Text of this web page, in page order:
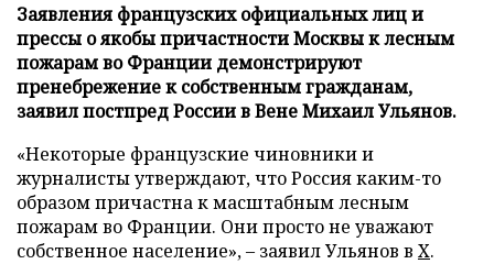
Заявления французских официальных лиц и
прессы о якобы причастности Москвы к лесным
пожарам во Франции демонстрируют
пренебрежение к собственным гражданам,
заявил постпред России в Вене Михаил Ульянов.
«Некоторые французские чиновники и
журналисты утверждают, что Россия каким-то
образом причастна к масштабным лесным
пожарам во Франции. Они просто не уважают
собственное население», – заявил Ульянов в X.